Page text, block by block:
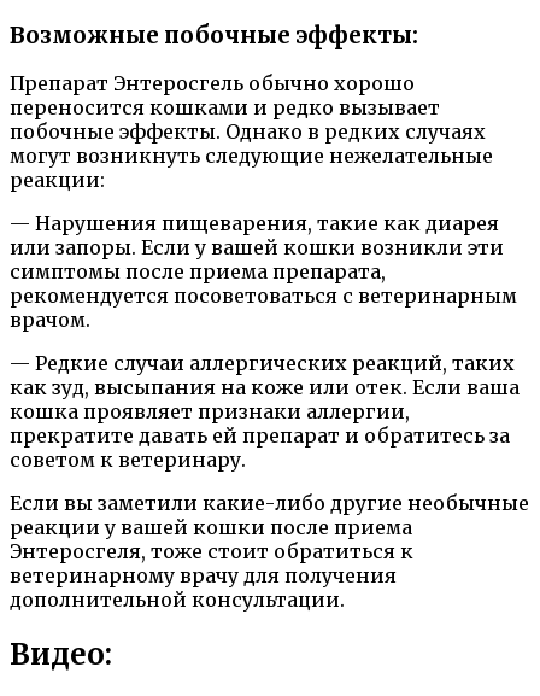
Возможные побочные эффекты:
Препарат Энтеросгель обычно хорошо
переносится кошками и редко вызывает
побочные эффекты. Однако в редких случаях
могут возникнуть следующие нежелательные
реакции:
— Нарушения пищеварения, такие как диарея
или запоры. Если у вашей кошки возникли эти
симптомы после приема препарата,
рекомендуется посоветоваться с ветеринарным
врачом.
— Редкие случаи аллергических реакций, таких
как зуд, высыпания на коже или отек. Если ваша
кошка проявляет признаки аллергии,
прекратите давать ей препарат и обратитесь за
советом к ветеринару.
Если вы заметили какие-либо другие необычные
реакции у вашей кошки после приема
Энтеросгеля, тоже стоит обратиться к
ветеринарному врачу для получения
дополнительной консультации.
Видео: